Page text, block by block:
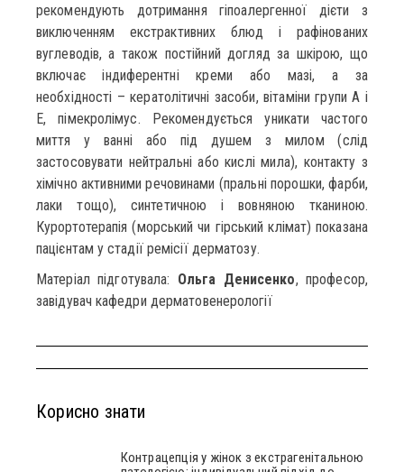
рекомендують дотримання гіпоалергенної дієти з
виключенням екстрактивних блюд і рафінованих
вуглеводів, а також постійний догляд за шкірою, що
включає індиферентні креми або мазі, а за
необхідності – кератолітичні засоби, вітаміни групи А і
Е, пімекролімус. Рекомендується уникати частого
миття у ванні або під душем з милом (слід
застосовувати нейтральні або кислі мила), контакту з
хімічно активними речовинами (пральні порошки, фарби,
лаки тощо), синтетичною і вовняною тканиною.
Курортотерапія (морський чи гірський клімат) показана
пацієнтам у стадії ремісії дерматозу.
Матеріал підготувала: Ольга Денисенко, професор,
завідувач кафедри дерматовенерології
Корисно знати
Контрацепція у жінок з екстрагенітальною